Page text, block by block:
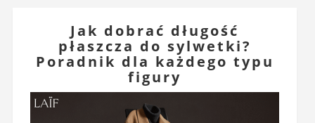
Jak dobrać długość
płaszcza do sylwetki?
Poradnik dla każdego typu
figury